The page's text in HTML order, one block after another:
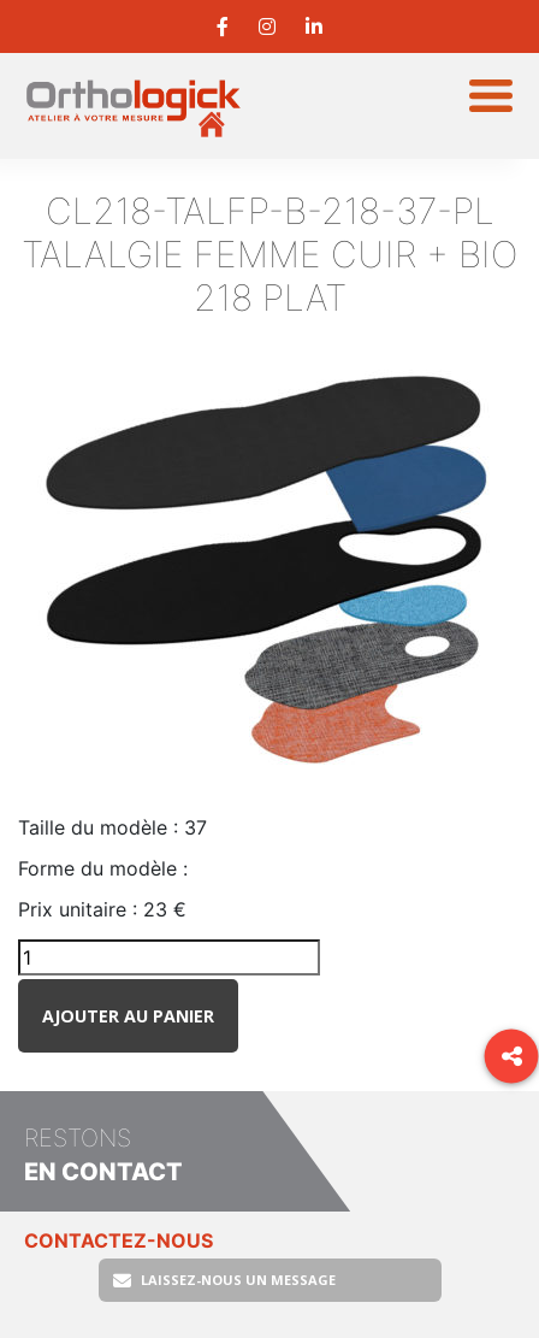
CL218-TALFP-B-218-37-PL
TALALGIE FEMME CUIR + BIO
218 PLAT
Taille du modèle : 37
Forme du modèle :
Prix unitaire : 23 €
AJOUTER AU PANIER
RESTONS
EN CONTACT
CONTACTEZ-NOUS
LAISSEZ-NOUS UN MESSAGE